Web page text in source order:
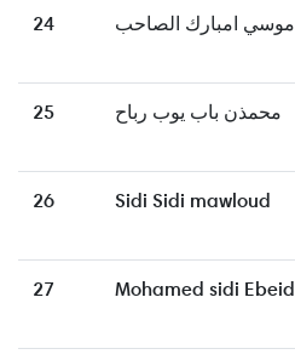
24 موسي امبارك الصاحب
25 محمذن باب يوب رباح
26 Sidi Sidi mawloud
27 Mohamed sidi Ebeid